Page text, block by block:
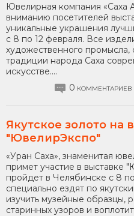
Ювелирная компания «Саха
вниманию посетителей
уникальные украшения
с 8 по 12 февраля. Все
художественного
традиции народа Саха
искусстве....
0 КОММЕНТАРИЕВ
Якутское золото на
"ЮвелирЭкспо"
«Уран Саха», знаменитая
примет участие в выставке
пройдет в Челябинске с 8
специально ездят по
изучить музейные образцы,
старинных узоров и